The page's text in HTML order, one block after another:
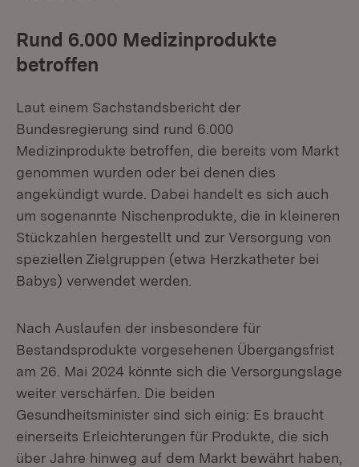
Rund 6.000 Medizinprodukte
betroffen
Laut einem Sachstandsbericht der
Bundesregierung sind rund 6.000
Medizinprodukte betroffen, die bereits vom Markt
genommen wurden oder bei denen dies
angekündigt wurde. Dabei handelt es sich auch
um sogenannte Nischenprodukte, die in kleineren
Stückzahlen hergestellt und zur Versorgung von
speziellen Zielgruppen (etwa Herzkatheter bei
Babys) verwendet werden.
Nach Auslaufen der insbesondere für
Bestandsprodukte vorgesehenen Übergangsfrist
am 26. Mai 2024 könnte sich die Versorgungslage
weiter verschärfen. Die beiden
Gesundheitsminister sind sich einig: Es braucht
einerseits Erleichterungen für Produkte, die sich
über Jahre hinweg auf dem Markt bewährt haben,